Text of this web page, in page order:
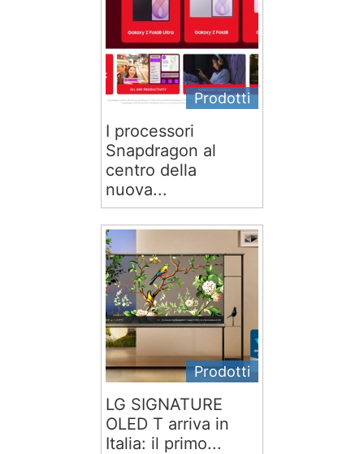
Prodotti
I processori
Snapdragon al
centro della
nuova...
Prodotti
LG SIGNATURE
OLED T arriva in
Italia: il primo...